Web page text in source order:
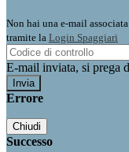
Non hai una e-mail
tramite la Login Spaggiari
E-mail inviata, si prega
Errore
Chiudi
Successo